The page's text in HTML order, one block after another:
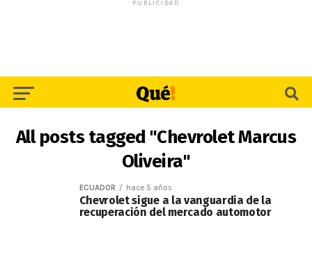
PUBLICIDAD
All posts tagged "Chevrolet Marcus
Oliveira"
ECUADOR hace 5 años
Chevrolet sigue a la vanguardia de la
recuperación del mercado automotor